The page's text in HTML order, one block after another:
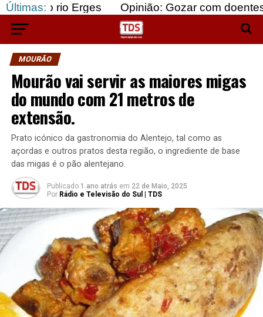
Últimas:
Erges Opinião: Gozar com doentes e bajular
MOURÃO
Mourão vai servir as maiores migas
do mundo com 21 metros de
extensão.
Prato icónico da gastronomia do Alentejo, tal como as
açordas e outros pratos desta região, o ingrediente de base
das migas é o pão alentejano.
Publicado 1 ano atrás em 22 de Maio, 2025
Por Rádio e Televisão do Sul | TDS